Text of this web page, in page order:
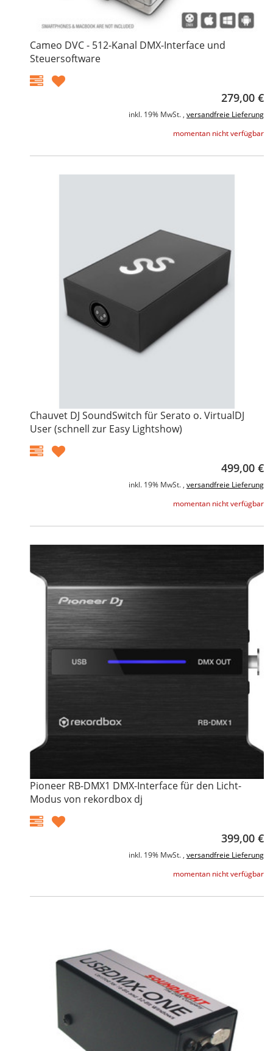
Cameo DVC - 512-Kanal DMX-Interface und
Steuersoftware
279,00 €
inkl. 19% MwSt. , versandfreie Lieferung
momentan nicht verfügbar
Chauvet DJ SoundSwitch für Serato o. VirtualDJ
User (schnell zur Easy Lightshow)
499,00 €
inkl. 19% MwSt. , versandfreie Lieferung
momentan nicht verfügbar
Pioneer RB-DMX1 DMX-Interface für den Licht-
Modus von rekordbox dj
399,00 €
inkl. 19% MwSt. , versandfreie Lieferung
momentan nicht verfügbar